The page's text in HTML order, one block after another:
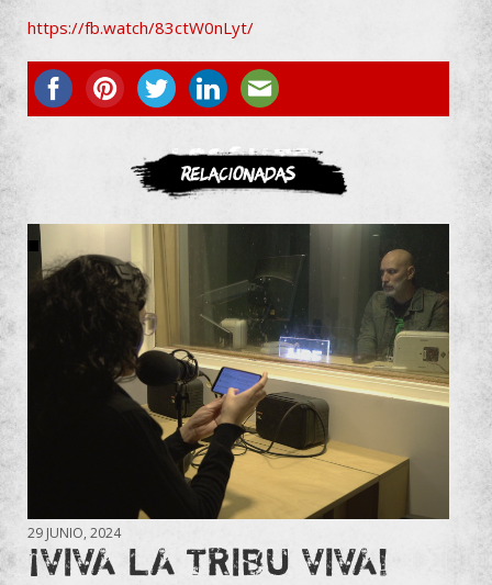
https://fb.watch/83ctW0nLyt/
ASOCIATE
Relacionadas
29 JUNIO, 2024
¡VIVA LA TRIBU VIVA!